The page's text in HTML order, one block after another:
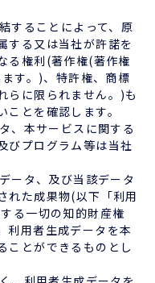
することによって、原
する又は当社が許諾を
る権利(著作権(著作権
す。)、特許権、商標
らに限られません。)も
とを確認します。
、本サービスに関する
びプログラム等は当社
ータ、及び当該データ
れた成果物(以下「利用
る一切の知的財産権
利用者生成データを本
ことができるものとし